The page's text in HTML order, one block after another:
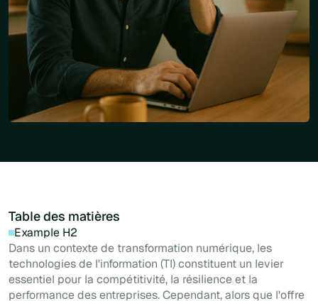
Table des matières
Example H2
Dans un contexte de transformation numérique, les
technologies de l'information (TI) constituent un levier
essentiel pour la compétitivité, la résilience et la
performance des entreprises. Cependant, alors que l'offre